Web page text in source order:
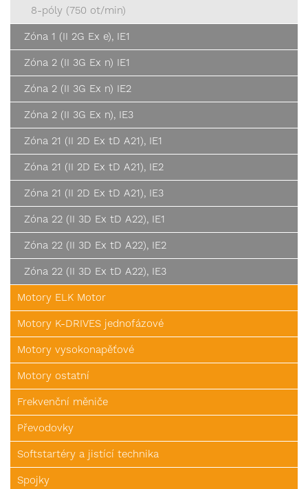
8-póly (750 ot/min)
Zóna 1 (II 2G Ex e), IE1
Zóna 2 (II 3G Ex n) IE1
Zóna 2 (II 3G Ex n) IE2
Zóna 2 (II 3G Ex n), IE3
Zóna 21 (II 2D Ex tD A21), IE1
Zóna 21 (II 2D Ex tD A21), IE2
Zóna 21 (II 2D Ex tD A21), IE3
Zóna 22 (II 3D Ex tD A22), IE1
Zóna 22 (II 3D Ex tD A22), IE2
Zóna 22 (II 3D Ex tD A22), IE3
Motory ELK Motor
Motory K-DRIVES jednofázové
Motory vysokonapěťové
Motory ostatní
Frekvenční měniče
Převodovky
Softstartéry a jistící technika
Spojky